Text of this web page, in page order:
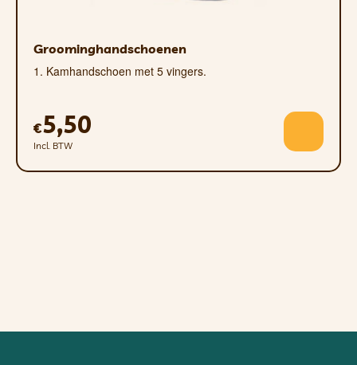
Groominghandschoenen
1. Kamhandschoen met 5 vingers.
€5,50
Incl. BTW